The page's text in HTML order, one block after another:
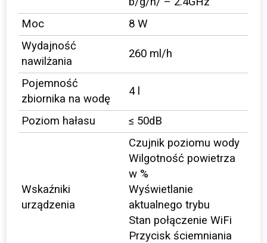
Moc
8 W
Wydajność
nawilżania
260 ml/h
Pojemność
zbiornika na wodę
4 l
Poziom hałasu ≤ 50dB
Wskaźniki
urządzenia
Czujnik poziomu wody
Wilgotność powietrza
w %
Wyświetlanie
aktualnego trybu
Stan połączenie WiFi
Przycisk ściemniania